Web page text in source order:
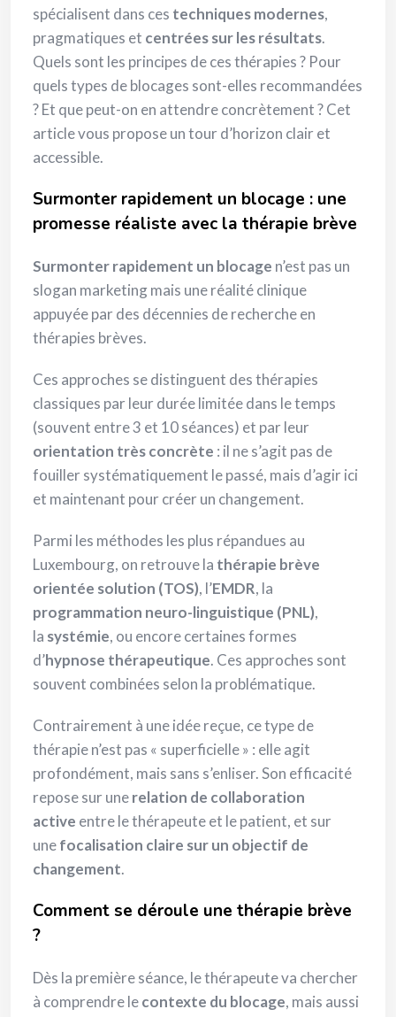
spécialisent dans ces techniques modernes,
pragmatiques et centrées sur les résultats.
Quels sont les principes de ces thérapies ? Pour
quels types de blocages sont-elles recommandées
? Et que peut-on en attendre concrètement ? Cet
article vous propose un tour d’horizon clair et
accessible.
Surmonter rapidement un blocage : une
promesse réaliste avec la thérapie brève
Surmonter rapidement un blocage n’est pas un
slogan marketing mais une réalité clinique
appuyée par des décennies de recherche en
thérapies brèves.
Ces approches se distinguent des thérapies
classiques par leur durée limitée dans le temps
(souvent entre 3 et 10 séances) et par leur
orientation très concrète : il ne s’agit pas de
fouiller systématiquement le passé, mais d’agir ici
et maintenant pour créer un changement.
Parmi les méthodes les plus répandues au
Luxembourg, on retrouve la thérapie brève
orientée solution (TOS), l’EMDR, la
programmation neuro-linguistique (PNL),
la systémie, ou encore certaines formes
d’hypnose thérapeutique. Ces approches sont
souvent combinées selon la problématique.
Contrairement à une idée reçue, ce type de
thérapie n’est pas « superficielle » : elle agit
profondément, mais sans s’enliser. Son efficacité
repose sur unerelation de collaboration
active entre le thérapeute et le patient, et sur
unefocalisation claire sur un objectif de
changement.
Comment se déroule une thérapie brève
?
Dès la première séance, le thérapeute va chercher
à comprendre lecontexte du blocage, mais aussi